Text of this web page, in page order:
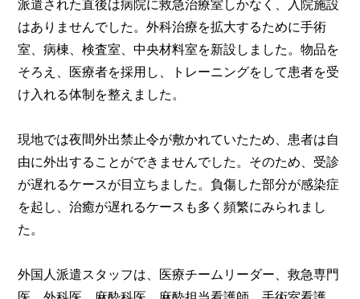
はありませんでした。外科治療を拡大するために手術
室、病棟、検査室、中央材料室を新設しました。物品を
そろえ、医療者を採用し、トレーニングをして患者を受
け入れる体制を整えました。
現地では夜間外出禁止令が敷かれていたため、患者は自
由に外出することができませんでした。そのため、受診
が遅れるケースが目立ちました。負傷した部分が感染症
を起し、治癒が遅れるケースも多く頻繁にみられまし
た。
外国人派遣スタッフは、医療チームリーダー、救急専門